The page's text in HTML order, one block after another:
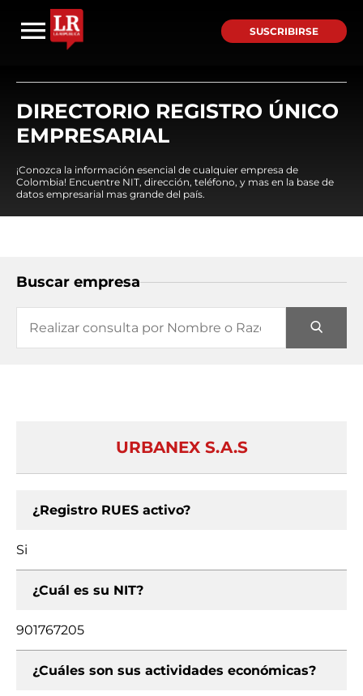
SUSCRIBIRSE
DIRECTORIO REGISTRO ÚNICO
EMPRESARIAL
¡Conozca la información esencial de cualquier empresa de
Colombia! Encuentre NIT, dirección, teléfono, y mas en la base de
datos empresarial mas grande del país.
Buscar empresa
URBANEX S.A.S
¿Registro RUES activo?
Si
¿Cuál es su NIT?
901767205
¿Cuáles son sus actividades económicas?